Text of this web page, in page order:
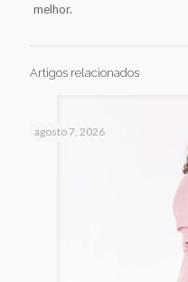
melhor.
Artigos relacionados
agosto 7, 2026